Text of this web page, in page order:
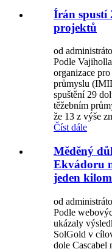
Írán spustí
projektů
od
Podle
organizace
průmyslu
spuštění 29
těžebním
že 13 z výše
Číst dále
Měděný
Ekvádoru
jeden
od
Podle
ukázaly
SolGold v
dole Cascabel